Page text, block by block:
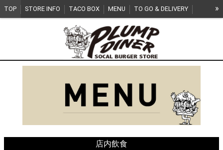
TOP STORE INFO TACO BOX MENU TO GO & DELIVERY »
店内飲食